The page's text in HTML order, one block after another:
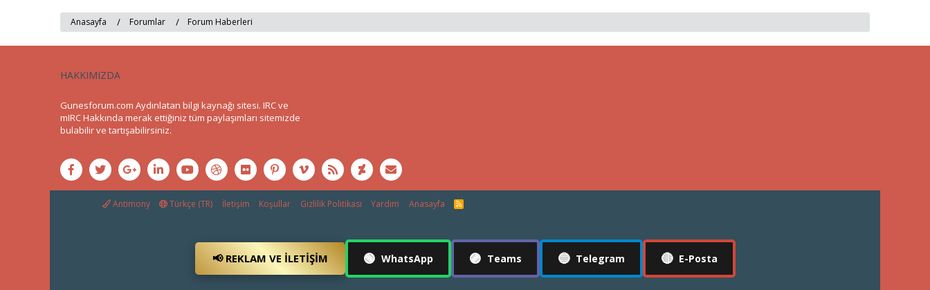
Anasayfa Forumlar Forum Haberleri
HAKKIMIZDA
Gunesforum.com Aydınlatan bilgi kaynağı sitesi. IRC ve
mIRC Hakkında merak ettiğiniz tüm paylaşımları sitemizde
bulabilir ve tartışabilirsiniz.
Antimony Türkçe (TR) İletişim Koşullar Gizlilik Politikası Yardım Anasayfa
R
S
📢 REKLAM VE İLETIŞIM 🟢 WhatsApp 🟣 Teams 🔵 Telegram 🔴 E-Posta